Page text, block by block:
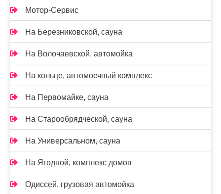
Мотор-Сервис
На Березниковской, сауна
На Волочаевской, автомойка
На кольце, автомоечный комплекс
На Первомайке, сауна
На Старообрядческой, сауна
На Универсальном, сауна
На Ягодной, комплекс домов
Одиссей, грузовая автомойка